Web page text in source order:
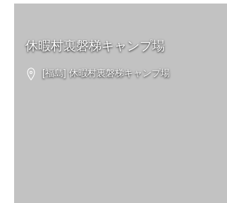
休暇村裏磐梯キャンプ場
[福島] 休暇村裏磐梯キャンプ場